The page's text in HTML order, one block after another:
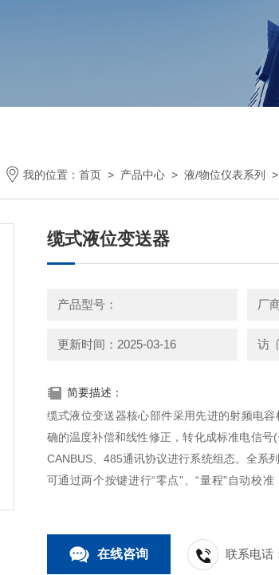
我的位置： 首页 > 产品中心 > 液/物位仪表系列 >
缆式液位变送器
产品型号： 厂
更新时间：2025-03-16 访
简要描述：
缆式液位变送器核心部件采用先进的射频电
确的温度补偿和线性修正，转化成标准电信号
CANBUS、485通讯协议进行系统组态。全系
可通过两个按键进行“零点"、“量程"自动校准
在线咨询 联系电话